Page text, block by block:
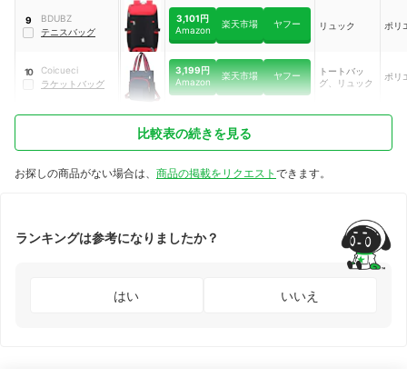
9
BDUBZ
テニスバッグ
3,101円
Amazon
楽天市場 ヤフー リュック ポリ
10
Coicueci
ラケットバッグ
3,199円
Amazon
楽天市場 ヤフー
トートバッ
グ、リュック
ポリ
比較表の続きを見る
お探しの商品がない場合は、 商品の掲載をリクエスト できます。
ランキングは参考になりましたか？
はい いいえ